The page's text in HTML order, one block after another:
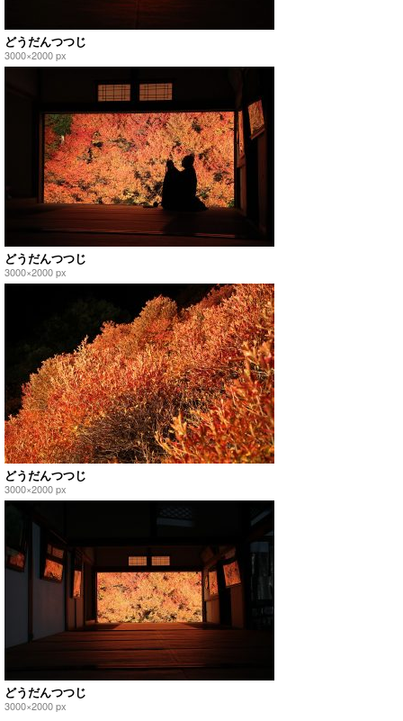
どうだんつつじ
3000×2000 px
どうだんつつじ
3000×2000 px
どうだんつつじ
3000×2000 px
どうだんつつじ
3000×2000 px